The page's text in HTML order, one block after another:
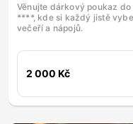
Věnujte dárkový poukaz
****, kde si každý jistě
večeří a nápojů.
2 000 Kč